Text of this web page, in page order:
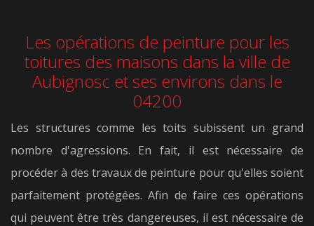
Les opérations de peinture pour les
toitures des maisons dans la ville de
Aubignosc et ses environs dans le
04200
Les structures comme les toits subissent un grand
nombre d'agressions. En fait, il est nécessaire de
procéder à des travaux de peinture pour qu'elles soient
parfaitement protégées. Afin de faire ces opérations
qui peuvent être très dangereuses, il est nécessaire de